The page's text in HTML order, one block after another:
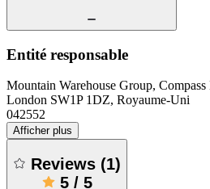
Entité responsable
Mountain Warehouse Group,
London SW1P 1DZ, Royaume-Uni
042552
Afficher plus
Reviews (1)
5/ 5